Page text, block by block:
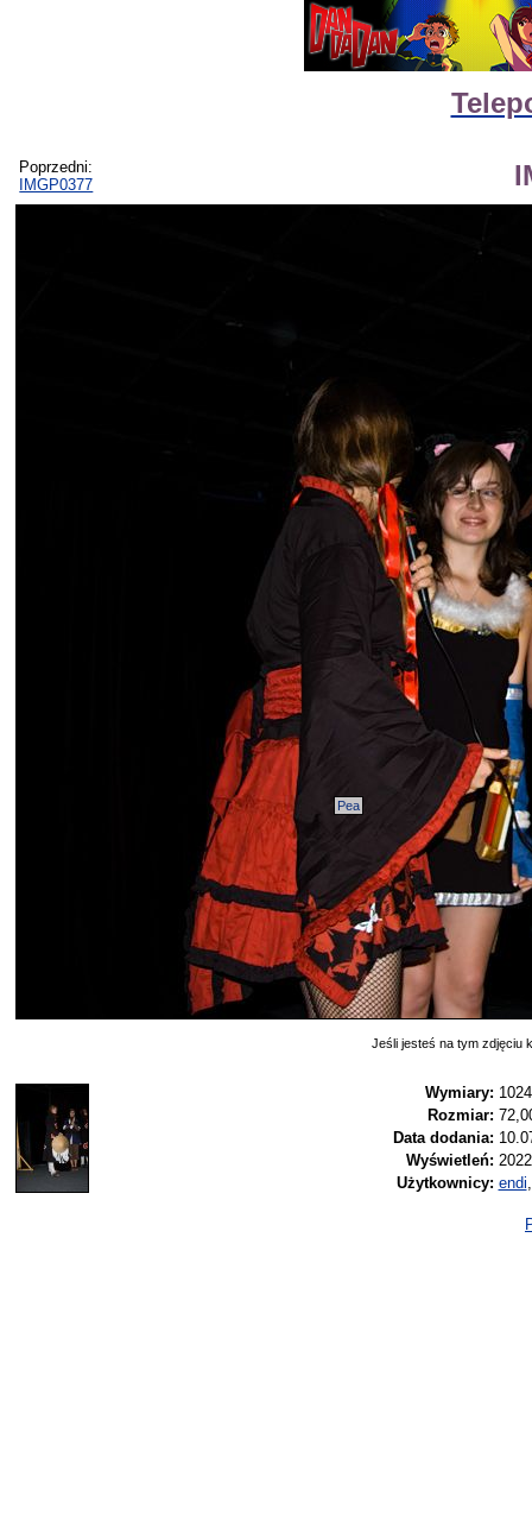
Poprzedni:
IMGP0377
Pea
Jeśli jesteś na tym zdjęciu
Wymiary:
Rozmiar:
Data dodania:
Wyświetleń: 2022
Użytkownicy: endi